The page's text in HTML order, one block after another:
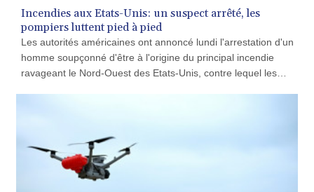
TMT 4.033648
TND 3.379417
TRY 54.852312
TTD 7.801044
TZS 3059.807971
Incendies aux Etats-Unis: un suspect arrêté, les
pompiers luttent pied à pied
Les autorités américaines ont annoncé lundi l'arrestation d'un
homme soupçonné d'être à l'origine du principal incendie
ravageant le Nord-Ouest des Etats-Unis, contre lequel les